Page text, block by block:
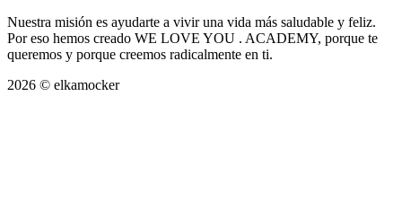
Nuestra misión es ayudarte a vivir una vida más saludable y feliz.
Por eso hemos creado WE LOVE YOU . ACADEMY, porque te
queremos y porque creemos radicalmente en ti.
2026 © elkamocker